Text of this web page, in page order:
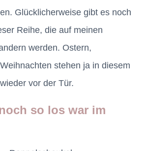
Glücklicherweise gibt es noch
Reihe, die auf meinen
werden. Ostern,
stehen ja in diesem
vor der Tür.
so los war im